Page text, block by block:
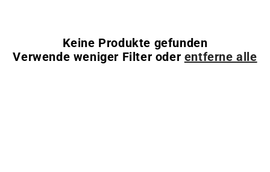
Keine Produkte gefunden
Verwende weniger Filter oder entferne alle